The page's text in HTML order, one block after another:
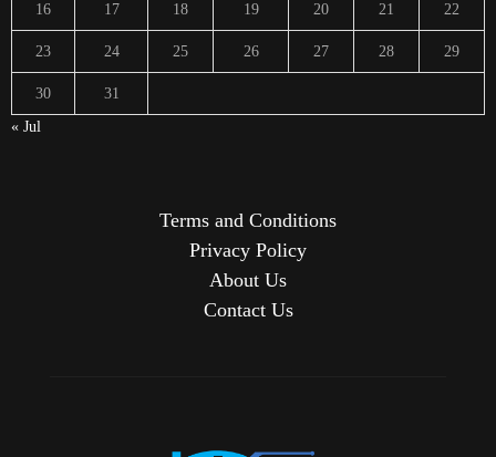
16 17 18 19 20 21 22
23 24 25 26 27 28 29
30
31
« Jul
Terms and Conditions
Privacy Policy
About Us
Contact Us